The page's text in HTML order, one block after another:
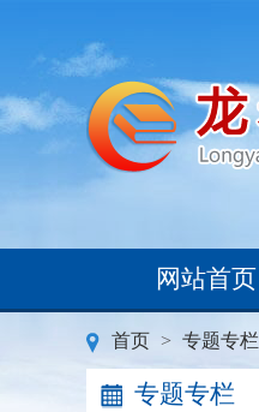
网站首页
首页 > 专题专栏
专题专栏